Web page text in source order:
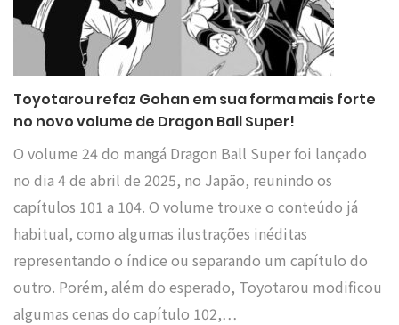
Toyotarou refaz Gohan em sua forma mais forte
no novo volume de Dragon Ball Super!
O volume 24 do mangá Dragon Ball Super foi lançado
no dia 4 de abril de 2025, no Japão, reunindo os
capítulos 101 a 104. O volume trouxe o conteúdo já
habitual, como algumas ilustrações inéditas
representando o índice ou separando um capítulo do
outro. Porém, além do esperado, Toyotarou modificou
algumas cenas do capítulo 102,…